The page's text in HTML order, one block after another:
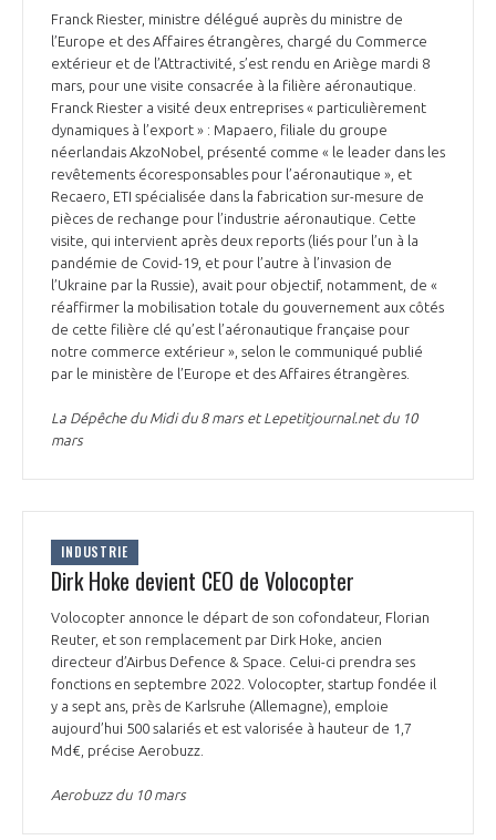
Franck Riester, ministre délégué auprès du ministre de
l’Europe et des Affaires étrangères, chargé du Commerce
extérieur et de l’Attractivité, s’est rendu en Ariège mardi 8
mars, pour une visite consacrée à la filière aéronautique.
Franck Riester a visité deux entreprises « particulièrement
dynamiques à l’export » : Mapaero, filiale du groupe
néerlandais AkzoNobel, présenté comme « le leader dans les
revêtements écoresponsables pour l’aéronautique », et
Recaero, ETI spécialisée dans la fabrication sur-mesure de
pièces de rechange pour l’industrie aéronautique. Cette
visite, qui intervient après deux reports (liés pour l’un à la
pandémie de Covid-19, et pour l’autre à l’invasion de
l’Ukraine par la Russie), avait pour objectif, notamment, de «
réaffirmer la mobilisation totale du gouvernement aux côtés
de cette filière clé qu’est l’aéronautique française pour
notre commerce extérieur », selon le communiqué publié
par le ministère de l’Europe et des Affaires étrangères.
La Dépêche du Midi du 8 mars et Lepetitjournal.net du 10
mars
INDUSTRIE
Dirk Hoke devient CEO de Volocopter
Volocopter annonce le départ de son cofondateur, Florian
Reuter, et son remplacement par Dirk Hoke, ancien
directeur d’Airbus Defence & Space. Celui-ci prendra ses
fonctions en septembre 2022. Volocopter, startup fondée il
y a sept ans, près de Karlsruhe (Allemagne), emploie
aujourd’hui 500 salariés et est valorisée à hauteur de 1,7
Md€, précise Aerobuzz.
Aerobuzz du 10 mars